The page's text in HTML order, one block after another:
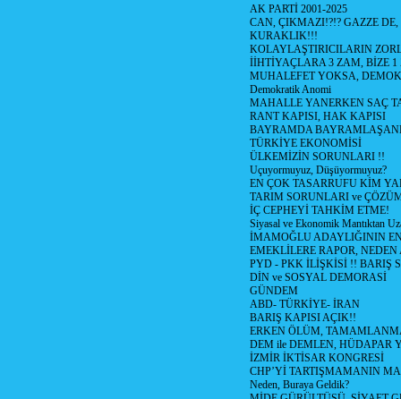
AK PARTİ 2001-2025
CAN, ÇIKMAZI!?!? GAZZE
KURAKLIK!!!
KOLAYLAŞTIRICILARIN
İİHTİYAÇLARA 3 ZAM, BİZE
MUHALEFET YOKSA,
Demokratik Anomi
MAHALLE YANERKEN SAÇ
RANT KAPISI, HAK KAPISI
BAYRAMDA
TÜRKİYE EKONOMİSİ
ÜLKEMİZİN SORUNLARI !!
Uçuyormuyuz, Düşüyormuyuz?
EN ÇOK TASARRUFU KİM
TARIM SORUNLARI ve
İÇ CEPHEYİ TAHKİM ETME!
Siyasal ve Ekonomik Mantıktan
İMAMOĞLU ADAYLIĞININ
EMEKLİLERE RAPOR,
PYD - PKK İLİŞKİSİ !! BARIŞ
DİN ve SOSYAL DEMORASİ
GÜNDEM
ABD- TÜRKİYE- İRAN
BARIŞ KAPISI AÇIK!!
ERKEN ÖLÜM,
DEM ile DEMLEN, HÜDAPAR
İZMİR İKTİSAR KONGRESİ
CHP’Yİ TARTIŞMAMANIN
Neden, Buraya Geldik?